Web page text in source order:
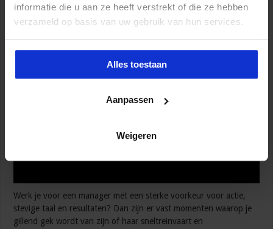
informatie die u aan ze heeft verstrekt of die ze hebben
verzameld op basis van uw gebruik van hun services.
Alles toestaan
Aanpassen
Weigeren
Die ‘rode manager’ overtuigen, hoe doe ik
dat?!
november 23, 2023 3
Werk je voor een manager met een sterke voorkeur voor actie,
stevige taal en resultaten? Dan zijn er vast momenten waarop je
gillend gek wordt van zijn of haar sneltreinvaart en